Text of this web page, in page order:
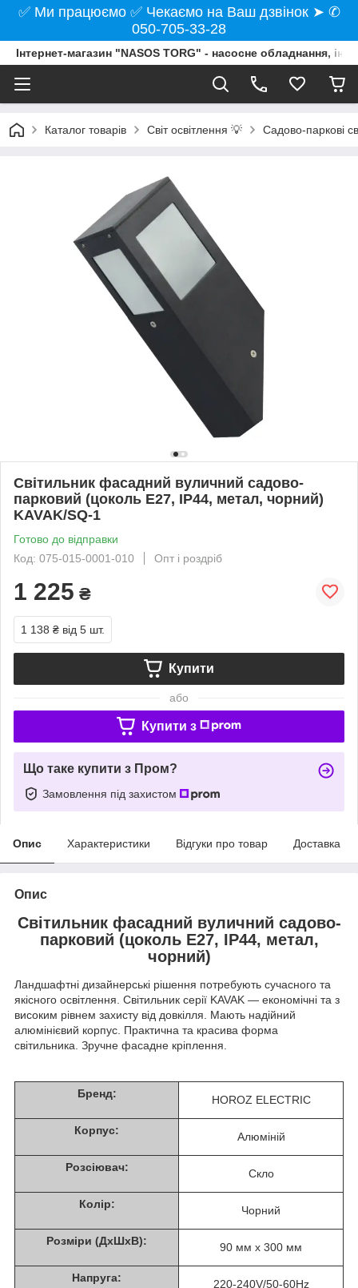
✅ Ми працюємо ✅ Чекаємо на Ваш дзвінок ➤ ✆
050-705-33-28
Інтернет-магазин "NASOS TORG" - насосне обладнання,
Каталог товарів Світ освітлення 💡 Садово-паркові
Світильник фасадний вуличний садово-
парковий (цоколь Е27, IP44, метал, чорний)
KAVAK/SQ-1
Готово до відправки
Код: 075-015-0001-010
Опт і роздріб
1 225 ₴
1 138 ₴ від 5 шт.
Купити
або
Купити з
Що таке купити з Пром?
Замовлення під захистом
Опис Характеристики Відгуки про товар Доставка
Опис
Світильник фасадний вуличний садово-
парковий (цоколь Е27, IP44, метал,
чорний)
Ландшафтні дизайнерські рішення потребують сучасного та
якісного освітлення. Світильник серії KAVAK — економічні та з
високим рівнем захисту від довкілля. Мають надійний
алюмінієвий корпус. Практична та красива форма
світильника. Зручне фасадне кріплення.
Бренд: HOROZ ELECTRIC
Корпус: Алюміній
Розсіювач: Скло
Колір: Чорний
Розміри (ДхШхВ): 90 мм x 300 мм
Напруга: 220-240V/50-60Hz